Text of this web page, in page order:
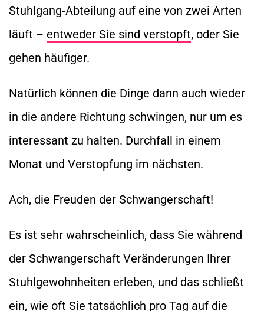
Stuhlgang-Abteilung auf eine von zwei Arten
läuft – entweder Sie sind verstopft, oder Sie
gehen häufiger.
Natürlich können die Dinge dann auch wieder
in die andere Richtung schwingen, nur um es
interessant zu halten. Durchfall in einem
Monat und Verstopfung im nächsten.
Ach, die Freuden der Schwangerschaft!
Es ist sehr wahrscheinlich, dass Sie während
der Schwangerschaft Veränderungen Ihrer
Stuhlgewohnheiten erleben, und das schließt
ein, wie oft Sie tatsächlich pro Tag auf die